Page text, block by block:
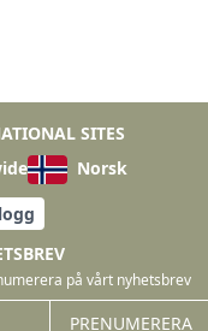
SITES
Norsk
på vårt nyhetsbrev
PRENUMERERA